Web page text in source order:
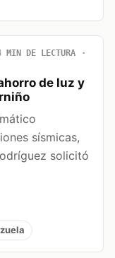
MIN DE LECTURA
de luz y
sísmicas,
solicitó